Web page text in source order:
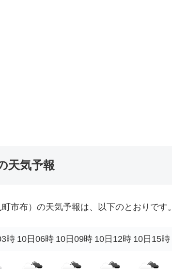
天気予報
市布）の天気予報は、以下のとおりです。
時 10日06時 10日09時 10日12時 10日15時